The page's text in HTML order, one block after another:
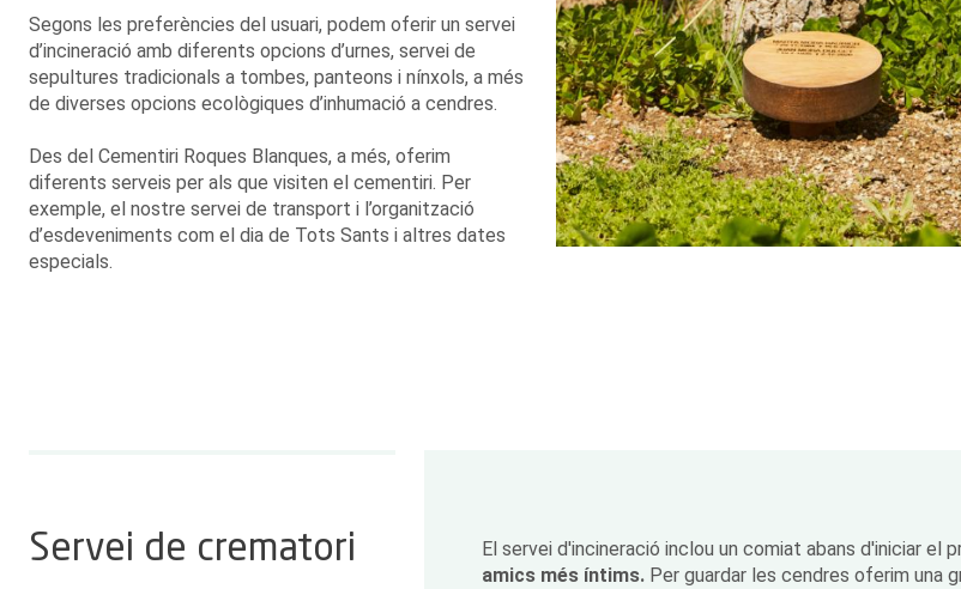
Segons les preferències del usuari, podem oferir un servei
d’incineració amb diferents opcions d’urnes, servei de
sepultures tradicionals a tombes, panteons i nínxols, a més
de diverses opcions ecològiques d’inhumació a cendres.
Des del Cementiri Roques Blanques, a més, oferim
diferents serveis per als que visiten el cementiri. Per
exemple, el nostre servei de transport i l’organització
d’esdeveniments com el dia de Tots Sants i altres dates
especials.
Servei de crematori El servei d'incineració inclou un comiat abans d'iniciar el
amics més íntims. Per guardar les cendres oferim una